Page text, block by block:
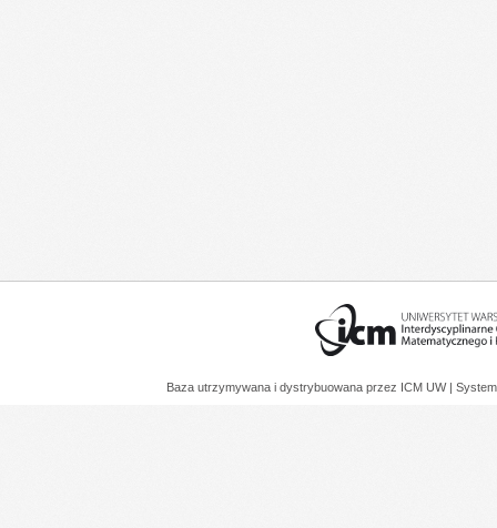
Baza utrzymywana i dystrybuowana przez ICM UW |